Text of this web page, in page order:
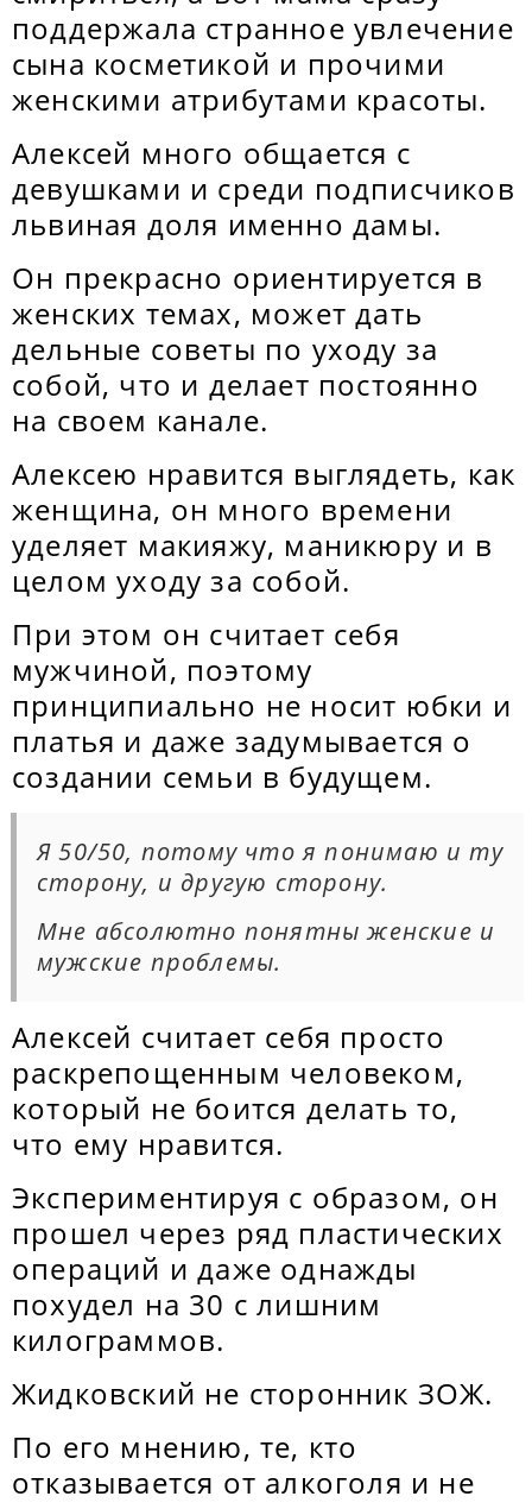
поддержала странное увлечение
сына косметикой и прочими
женскими атрибутами красоты.
Алексей много общается с
девушками и среди подписчиков
львиная доля именно дамы.
Он прекрасно ориентируется в
женских темах, может дать
дельные советы по уходу за
собой, что и делает постоянно
на своем канале.
Алексею нравится выглядеть, как
женщина, он много времени
уделяет макияжу, маникюру и в
целом уходу за собой.
При этом он считает себя
мужчиной, поэтому
принципиально не носит юбки и
платья и даже задумывается о
создании семьи в будущем.
Я 50/50, потому что я понимаю и ту
сторону, и другую сторону.
Мне абсолютно понятны женские и
мужские проблемы.
Алексей считает себя просто
раскрепощенным человеком,
который не боится делать то,
что ему нравится.
Экспериментируя с образом, он
прошел через ряд пластических
операций и даже однажды
похудел на 30 с лишним
килограммов.
Жидковский не сторонник ЗОЖ.
По его мнению, те, кто
отказывается от алкоголя и не